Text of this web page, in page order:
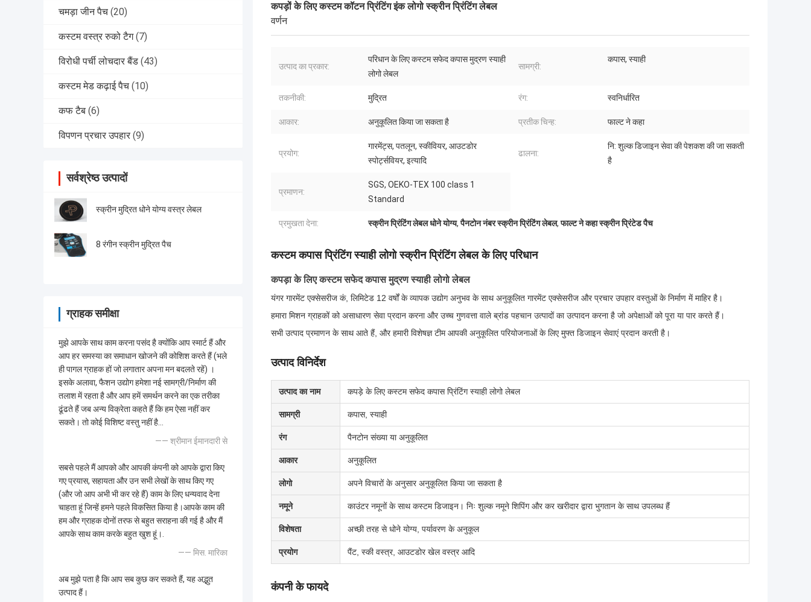
चमड़ा जीन पैच (20)
कस्टम वस्त्र रुको टैग (7)
विरोधी पर्ची लोचदार बैंड (43)
कस्टम मेड कढ़ाई पैच (10)
कफ टैब (6)
विपणन प्रचार उपहार (9)
सर्वश्रेष्ठ उत्पादों
स्क्रीन मुद्रित धोने योग्य वस्त्र लेबल
8 रंगीन स्क्रीन मुद्रित पैच
ग्राहक समीक्षा
मुझे आपके साथ काम करना पसंद है क्योंकि आप स्मार्ट हैं और
आप हर समस्या का समाधान खोजने की कोशिश करते हैं (भले
ही पागल ग्राहक हों जो लगातार अपना मन बदलते रहें) ।
इसके अलावा, फैशन उद्योग हमेशा नई सामग्री/निर्माण की
तलाश में रहता है और आप हमें समर्थन करने का एक तरीका
ढूंढते हैं जब अन्य विक्रेता कहते हैं कि हम ऐसा नहीं कर
सकते। तो कोई विशिष्ट वस्तु नहीं है...
—— श्रीमान ईमानदारी से
सबसे पहले मैं आपको और आपकी कंपनी को आपके द्वारा किए
गए प्रयास, सहायता और उन सभी लेखों के साथ किए गए
(और जो आप अभी भी कर रहे हैं) काम के लिए धन्यवाद देना
चाहता हूं जिन्हें हमने पहले विकसित किया है।आपके काम की
हम और ग्राहक दोनों तरफ से बहुत सराहना की गई है और मैं
आपके साथ काम करके बहुत खुश हूं।.
—— मिस. मारिका
अब मुझे पता है कि आप सब कुछ कर सकते हैं, यह अद्भुत
उत्पाद हैं।
कपड़ों के लिए कस्टम कॉटन प्रिंटिंग इंक लोगो स्क्रीन प्रिंटिंग लेबल
वर्णन
उत्पाद का प्रकार:
परिधान के लिए कस्टम सफेद कपास मुद्रण स्याही
लोगो लेबल
सामग्री:
कपास, स्याही
तकनीकी: मुद्रित रंग: स्वनिर्धारित
आकार: अनुकूलित किया जा सकता है प्रतीक चिन्ह: फाल्ट ने कहा
प्रयोग:
गारमेंट्स, पतलून, स्कीवियर, आउटडोर
स्पोर्ट्सवियर, इत्यादि
ढालना:
नि: शुल्क डिजाइन सेवा की पेशकश की जा सकती
है
प्रमाणन:
SGS, OEKO-TEX 100 class 1
Standard
प्रमुखता देना: स्क्रीन प्रिंटिंग लेबल धोने योग्य,पैनटोन नंबर स्क्रीन प्रिंटिंग लेबल,फाल्ट ने कहा स्क्रीन प्रिंटेड पैच
कस्टम कपास प्रिंटिंग स्याही लोगो स्क्रीन प्रिंटिंग लेबल के लिए परिधान
कपड़ा के लिए कस्टम सफेद कपास मुद्रण स्याही लोगो लेबल
यंगर गारमेंट एक्सेसरीज कं, लिमिटेड 12 वर्षों के व्यापक उद्योग अनुभव के साथ अनुकूलित गारमेंट एक्सेसरीज और प्रचार उपहार वस्तुओं के निर्माण में माहिर है।
हमारा मिशन ग्राहकों को असाधारण सेवा प्रदान करना और उच्च गुणवत्ता वाले ब्रांड पहचान उत्पादों का उत्पादन करना है जो अपेक्षाओं को पूरा या पार करते हैं।
सभी उत्पाद प्रमाणन के साथ आते हैं, और हमारी विशेषज्ञ टीम आपकी अनुकूलित परियोजनाओं के लिए मुफ्त डिजाइन सेवाएं प्रदान करती है।
उत्पाद विनिर्देश
उत्पाद का नाम कपड़े के लिए कस्टम सफेद कपास प्रिंटिंग स्याही लोगो लेबल
सामग्री कपास, स्याही
रंग पैनटोन संख्या या अनुकूलित
आकार अनुकूलित
लोगो अपने विचारों के अनुसार अनुकूलित किया जा सकता है
नमूने काउंटर नमूनों के साथ कस्टम डिजाइन। निः शुल्क नमूने शिपिंग और कर खरीदार द्वारा भुगतान के साथ उपलब्ध हैं
विशेषता अच्छी तरह से धोने योग्य, पर्यावरण के अनुकूल
प्रयोग पैंट, स्की वस्त्र, आउटडोर खेल वस्त्र आदि
कंपनी के फायदे